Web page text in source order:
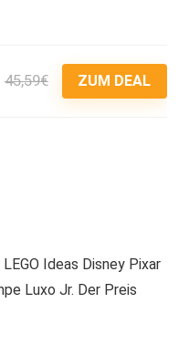
45,59€ ZUM DEAL
Ideas Disney Pixar
Luxo Jr. Der Preis